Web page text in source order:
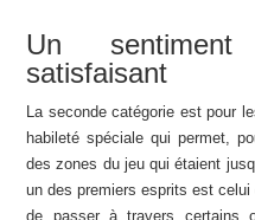
Un
satisfaisant
La seconde catégorie est pour
habileté spéciale qui permet,
des zones du jeu qui étaient
un des premiers esprits est celui
de passer à travers certains